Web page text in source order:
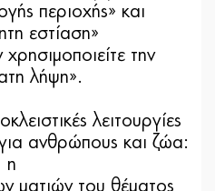
περιοχής» και
εστίαση»
την
λήψη».
λειτουργίες
ανθρώπους και ζώα:
η
ματιών του θέματος